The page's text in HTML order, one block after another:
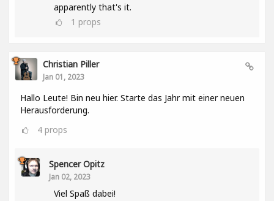
apparently that's it.
1 props
Christian Piller
Jan 01, 2023
Hallo Leute! Bin neu hier. Starte das Jahr mit einer neuen
Herausforderung.
4 props
Spencer Opitz
Jan 02, 2023
Viel Spaß dabei!